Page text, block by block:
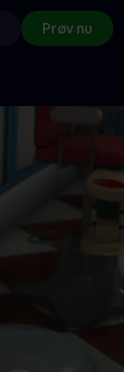
Prøv nu